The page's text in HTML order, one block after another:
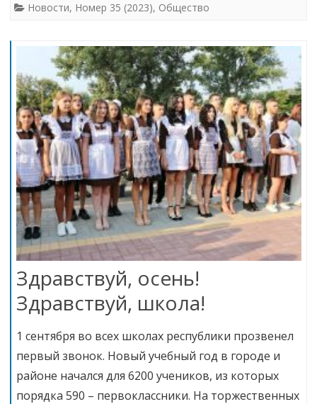
Новости, Номер 35 (2023), Общество
Здравствуй, осень!
Здравствуй, школа!
1 сентября во всех школах республики прозвенел
первый звонок. Новый учебный год в городе и
районе начался для 6200 учеников, из которых
порядка 590 – первоклассники. На торжественных